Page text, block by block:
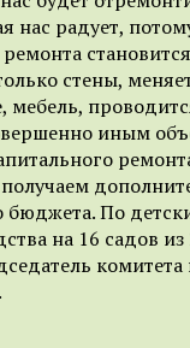
нас радует,
стены,
мебель,
иным
бюджета. По
на 16 садов
.